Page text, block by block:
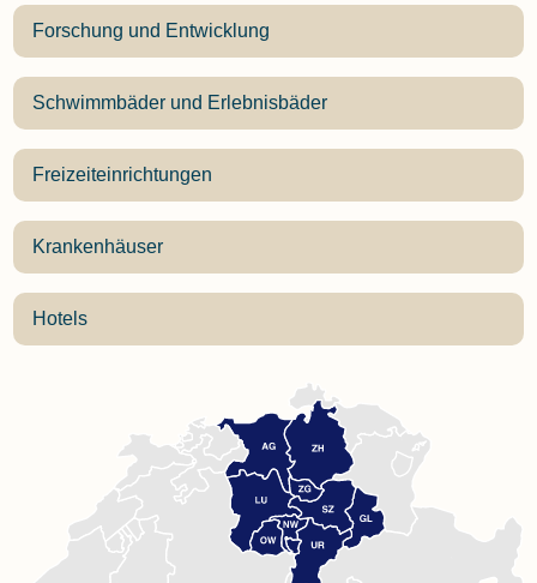
Forschung und Entwicklung
Schwimmbäder und Erlebnisbäder
Freizeiteinrichtungen
Krankenhäuser
Hotels